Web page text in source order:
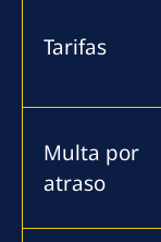
Tarifas
Multa por
atraso